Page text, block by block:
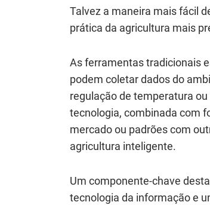
Talvez a maneira mais fácil
prática da agricultura mais
As ferramentas tradicionais
podem coletar dados do
regulação de temperatura
tecnologia, combinada com
mercado ou padrões com
agricultura inteligente.
Um componente-chave
tecnologia da informação e